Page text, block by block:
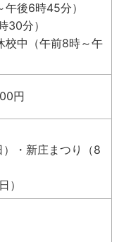
午後6時45分）
30分）
校中（午前8時～午
円
・新庄まつり（8
）